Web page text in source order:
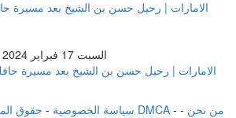
السبت 17 فبراير 2024 07:56 صباحاً
الامارات | رحيل حسن بن الشيخ بعد مسيرة
سياسة الخصوصية - حقوق الملكية الفكرية DMCA - من نحن -